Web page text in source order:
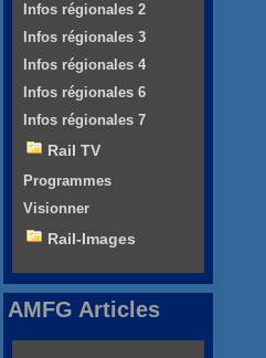
Infos régionales 2
Infos régionales 3
Infos régionales 4
Infos régionales 6
Infos régionales 7
Rail TV
Programmes
Visionner
Rail-Images
AMFG Articles